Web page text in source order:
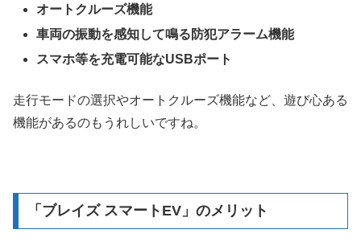
オートクルーズ機能
車両の振動を感知して鳴る防犯アラーム機能
スマホ等を充電可能なUSBポート
走行モードの選択やオートクルーズ機能など、遊び心ある
機能があるのもうれしいですね。
「ブレイズ スマートEV」のメリット